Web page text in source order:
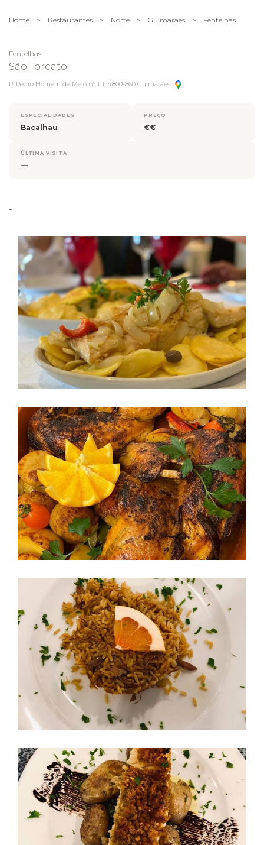
Home > Restaurantes > Norte > Guimarães > Fentelhas
Fentelhas
São Torcato
R. Pedro Homem de Melo n° 111, 4800-860 Guimarães
ESPECIALIDADES
Bacalhau
PREÇO
€€
ÚLTIMA VISITA
—
-